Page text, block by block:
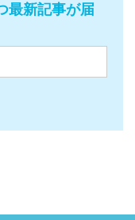
最新記事が届